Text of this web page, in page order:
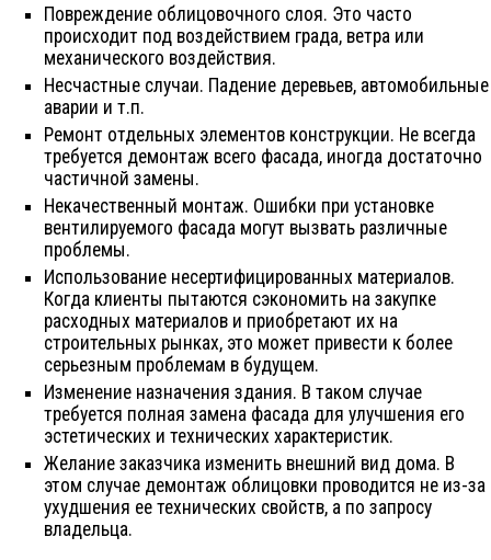
Повреждение облицовочного слоя. Это часто
происходит под воздействием града, ветра или
механического воздействия.
Несчастные случаи. Падение деревьев, автомобильные
аварии и т.п.
Ремонт отдельных элементов конструкции. Не всегда
требуется демонтаж всего фасада, иногда достаточно
частичной замены.
Некачественный монтаж. Ошибки при установке
вентилируемого фасада могут вызвать различные
проблемы.
Использование несертифицированных материалов.
Когда клиенты пытаются сэкономить на закупке
расходных материалов и приобретают их на
строительных рынках, это может привести к более
серьезным проблемам в будущем.
Изменение назначения здания. В таком случае
требуется полная замена фасада для улучшения его
эстетических и технических характеристик.
Желание заказчика изменить внешний вид дома. В
этом случае демонтаж облицовки проводится не из-за
ухудшения ее технических свойств, а по запросу
владельца.